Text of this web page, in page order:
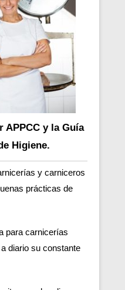
APPCC y la Guía
Higiene.
y carniceros
prácticas de
para carnicerías
diario su constante